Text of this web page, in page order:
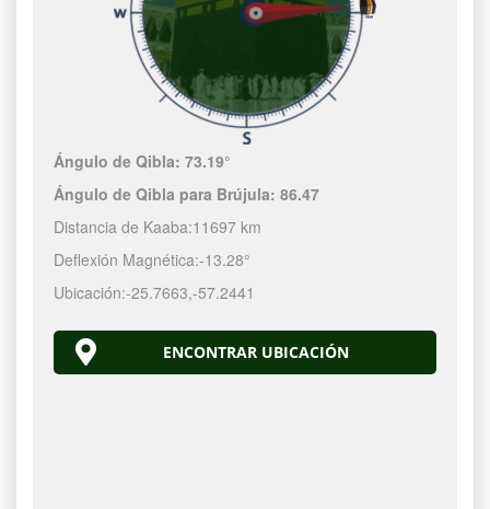
Ángulo de Qibla:73.19°
Ángulo de Qibla para Brújula:86.47
Distancia de Kaaba:11697 km
Deflexión Magnética:-13.28°
Ubicación:-25.7663,-57.2442
ENCONTRAR UBICACIÓN